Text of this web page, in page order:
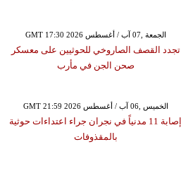
GMT 17:30 2026 الجمعة ,07 آب / أغسطس
تجدد القصف الصاروخي للحوثيين على معسكر
صحن الجن في مأرب
GMT 21:59 2026 الخميس ,06 آب / أغسطس
إصابة 11 مدنياً في نجران جراء اعتداءات حوثية
بالمقذوفات